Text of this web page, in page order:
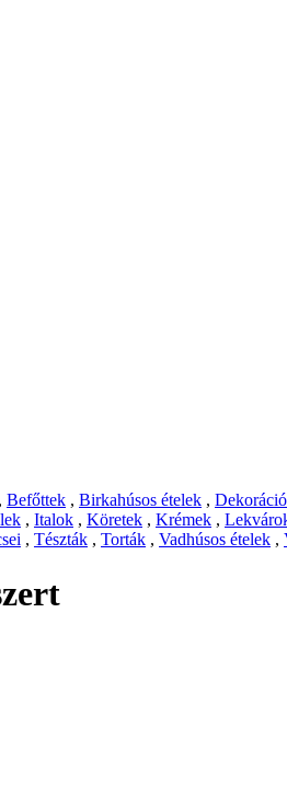
, Befőttek , Birkahúsos ételek ,
, Italok , Köretek , Krémek ,
, Tészták , Torták , Vadhúsos ételek ,